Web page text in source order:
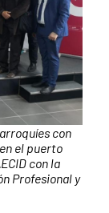
con
el puerto
con la
Profesional y